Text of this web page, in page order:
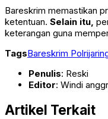
Bareskrim memastikan
ketentuan. Selain itu,
keterangan guna
TagsBareskrim Polri
Penulis: Reski
Editor: Windi
Artikel Terkait